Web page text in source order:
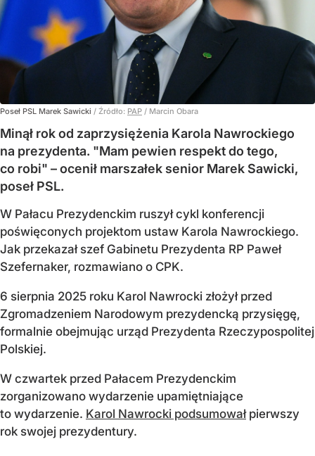
Poseł PSL Marek Sawicki / Źródło: PAP / Marcin Obara
Minął rok od zaprzysiężenia Karola Nawrockiego
na prezydenta. "Mam pewien respekt do tego,
co robi" – ocenił marszałek senior Marek Sawicki,
poseł PSL.
W Pałacu Prezydenckim ruszył cykl konferencji
poświęconych projektom ustaw Karola Nawrockiego.
Jak przekazał szef Gabinetu Prezydenta RP Paweł
Szefernaker, rozmawiano o CPK.
6 sierpnia 2025 roku Karol Nawrocki złożył przed
Zgromadzeniem Narodowym prezydencką przysięgę,
formalnie obejmując urząd Prezydenta Rzeczypospolitej
Polskiej.
W czwartek przed Pałacem Prezydenckim
zorganizowano wydarzenie upamiętniające
to wydarzenie. Karol Nawrocki podsumowałpierwszy
rok swojej prezydentury.